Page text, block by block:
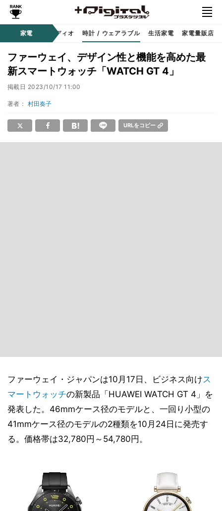
家電
サウンド / オーディオ 時計 / ウェアラブル 生活家電 家電量販店
ファーウェイ、デザイン性と機能を高めた最
新スマートウォッチ「WATCH GT 4」
掲載日 2023/10/17 11:00
著者： 村田奏子
URLをコピー
ファーウェイ・ジャパンは10月17日、ビジネス向けス
マートウォッチの新製品「HUAWEI WATCH GT 4」を
発表した。46mmケース径のモデルと、一回り小型の
41mmケース径のモデルの2種類を10月24日に発売す
る。価格帯は32,780円～54,780円。